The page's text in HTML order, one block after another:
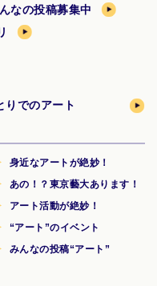
なの投稿募集中
りでのアート
身近なアートが絶妙！
あの！？東京藝大あります！
アート活動が絶妙！
“アート”のイベント
みんなの投稿“アート”